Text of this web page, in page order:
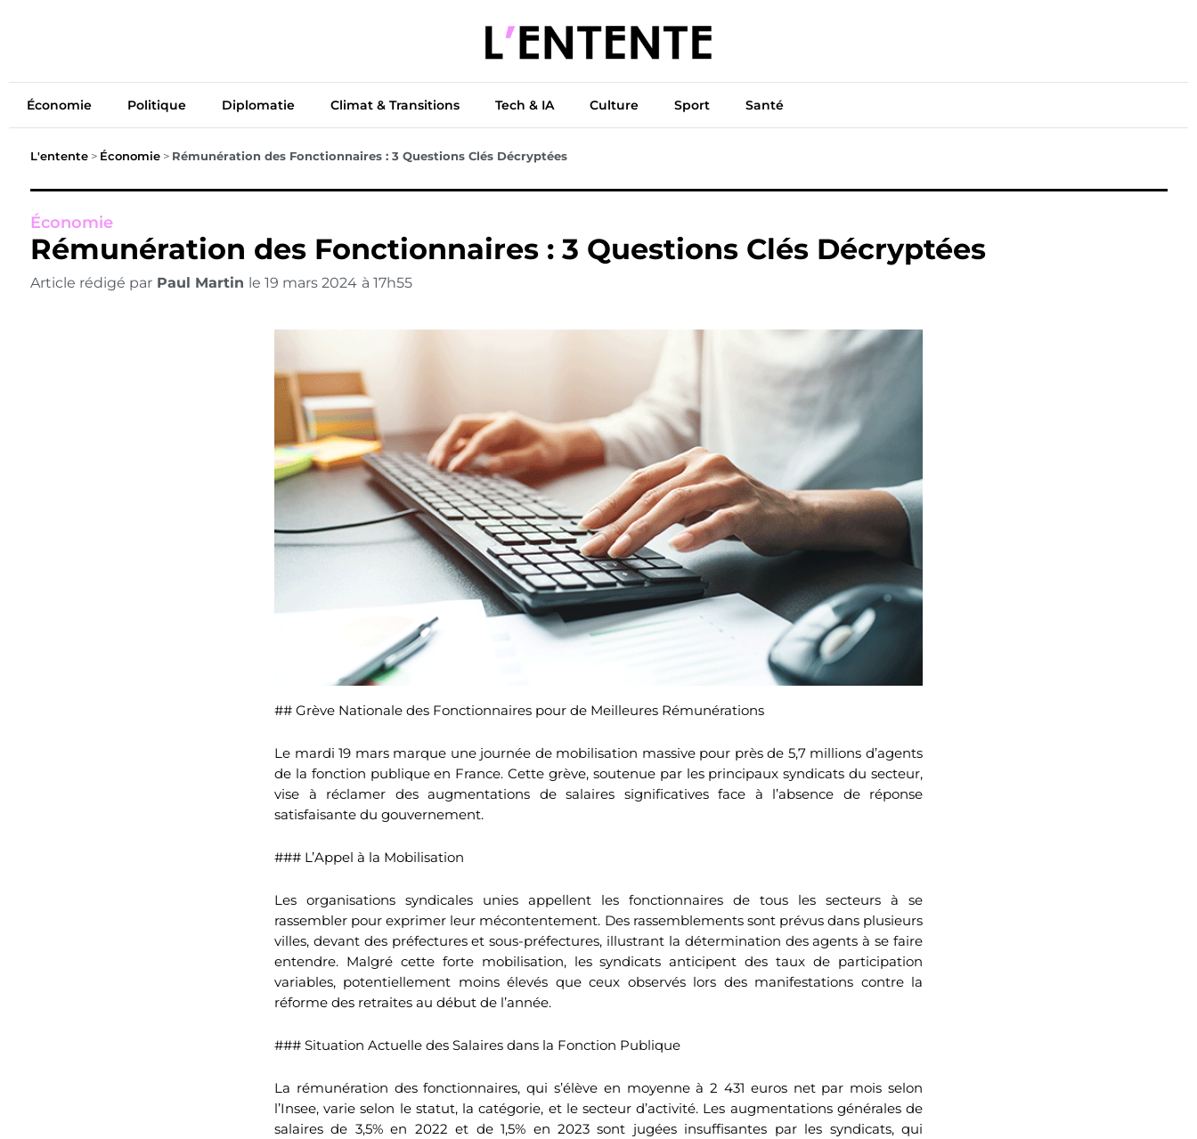
Diplomatie Climat & Transitions Tech & IA
Économie Politique Diplomatie Climat & Transitions Tech & IA Culture Sport Santé
L'entente> Économie> Rémunération des Fonctionnaires : 3 Questions Clés Décryptées
Économie
Rémunération des Fonctionnaires : 3 Questions Clés Décryptées
Article rédigé par Paul Martin le 19 mars 2024 à 17h55
## Grève Nationale des Fonctionnaires pour de Meilleures Rémunérations
Le mardi 19 mars marque une journée de mobilisation massive pour près de 5,7 millions d’agents
de la fonction publique en France. Cette grève, soutenue par les principaux syndicats du secteur,
vise à réclamer des augmentations de salaires significatives face à l’absence de réponse
satisfaisante du gouvernement.
### L’Appel à la Mobilisation
Les organisations syndicales unies appellent les fonctionnaires de tous les secteurs à se
rassembler pour exprimer leur mécontentement. Des rassemblements sont prévus dans plusieurs
villes, devant des préfectures et sous-préfectures, illustrant la détermination des agents à se faire
entendre. Malgré cette forte mobilisation, les syndicats anticipent des taux de participation
variables, potentiellement moins élevés que ceux observés lors des manifestations contre la
réforme des retraites au début de l’année.
### Situation Actuelle des Salaires dans la Fonction Publique
La rémunération des fonctionnaires, qui s’élève en moyenne à 2 431 euros net par mois selon
l’Insee, varie selon le statut, la catégorie, et le secteur d’activité. Les augmentations générales de
salaires de 3,5% en 2022 et de 1,5% en 2023 sont jugées insuffisantes par les syndicats, qui